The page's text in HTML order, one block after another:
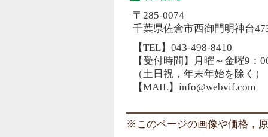
〒285-0074
千葉県佐倉市西御門明神台
【TEL】043-498-8410
【受付時間】月曜～金曜9：
（土日祝，年末年始を除く）
【MAIL】info@webvif.com
このページの画像や価格，